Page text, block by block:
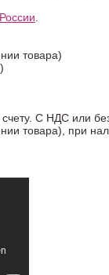
России.
товара)
счету. С НДС или
товара), при